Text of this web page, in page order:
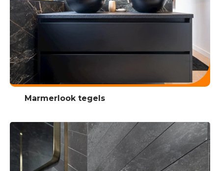
Marmerlook tegels